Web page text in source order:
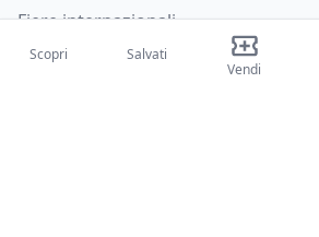
Fiere internazionali
Creator Program
Scopri
Salvati
Vendi